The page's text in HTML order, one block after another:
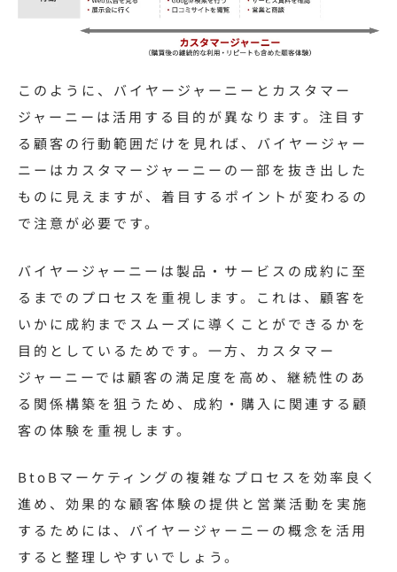
このように、バイヤージャーニーとカスタマー
ジャーニーは活用する目的が異なります。注目す
る顧客の行動範囲だけを見れば、バイヤージャー
ニーはカスタマージャーニーの一部を抜き出した
ものに見えますが、着目するポイントが変わるの
で注意が必要です。
バイヤージャーニーは製品・サービスの成約に至
るまでのプロセスを重視します。これは、顧客を
いかに成約までスムーズに導くことができるかを
目的としているためです。一方、カスタマー
ジャーニーでは顧客の満足度を高め、継続性のあ
る関係構築を狙うため、成約・購入に関連する顧
客の体験を重視します。
BtoBマーケティングの複雑なプロセスを効率良く
進め、効果的な顧客体験の提供と営業活動を実施
するためには、バイヤージャーニーの概念を活用
すると整理しやすいでしょう。